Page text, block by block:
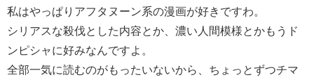
私はやっぱりアフタヌーン系の漫画が好きですわ。
シリアスな殺伐とした内容とか、濃い人間模様とかもうド
ンピシャに好みなんですよ。
全部一気に読むのがもったいないから、ちょっとずつチマ